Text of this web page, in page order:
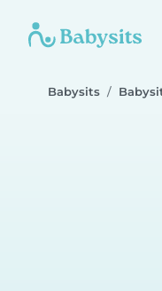
Babysits